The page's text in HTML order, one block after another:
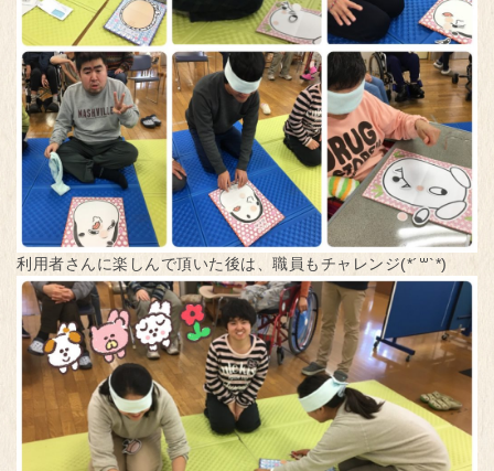
利用者さんに楽しんで頂いた後は、職員もチャレンジ(*´꒳`*)